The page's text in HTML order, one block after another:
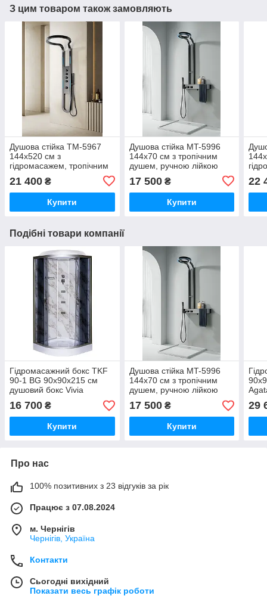
З цим товаром також замовляють
Душова стійка TM-5967
144x520 см з
гідромасажем, тропічним
21 400 ₴
Купити
Душова стійка MT-5996
144x70 см з тропічним
душем, ручною лійкою
17 500₴
Купити
22
Подібні товари компанії
Гідромасажний бокс TKF
90-1 BG 90х90x215 см
душовий бокс Vivia
напівкруглий низький
піддон розсувні двері
16 700 ₴
Купити
Душова стійка MT-5996
144x70 см з тропічним
душем, ручною лійкою
17 500₴
Купити
29
Про нас
100% позитивних з 23 відгуків за рік
Працює з 07.08.2024
м. Чернігів
Чернігів, Україна
Контакти
Сьогодні вихідний
Показати весь графік роботи